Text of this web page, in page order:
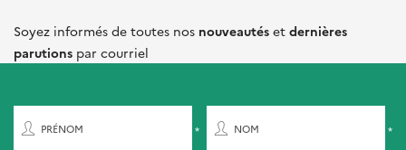
Soyez informés de toutes nos nouveautés et dernières
parutions par courriel
PRÉNOM NOM